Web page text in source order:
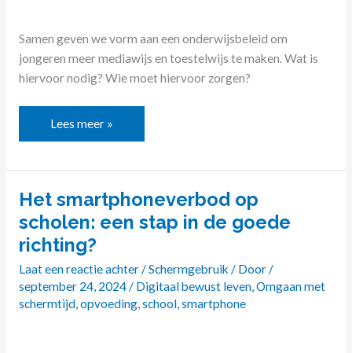
Samen geven we vorm aan een onderwijsbeleid om
jongeren meer mediawijs en toestelwijs te maken. Wat is
hiervoor nodig? Wie moet hiervoor zorgen?
Lees meer »
Het smartphoneverbod op
scholen: een stap in de goede
richting?
Laat een reactie achter/Schermgebruik / Door/
september 24, 2024/ Digitaal bewust leven,Omgaan met
schermtijd,opvoeding,school,smartphone
Het
smartphoneverbod
op
scholen:
een
stap